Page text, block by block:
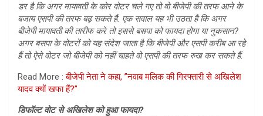
डर है कि अगर मायावती के कोर वोटर चले गए तो वो बीजेपी की तरफ आने के
बजाय एसपी की तरफ बढ़ सकते हैं. एक सवाल यह भी उठता है कि अगर
बीजेपी मायावती की तारीफ करे तो इससे बसपा को फायदा होगा या नुकसान?
अगर बसपा के वोटरों को यह संदेश जाता है कि बीजेपी और एसपी करीब आ रहे
हैं तो ऐसे वोटर जो बीजेपी को नहीं चाहते वो एसपी की तरफ रुख कर सकते हैं.
Read More :बीजेपी नेता ने कहा, ”नवाब मलिक की गिरफ्तारी से अखिलेश
यादव क्यों खफा हैं?”
डिफॉल्ट वोट से अखिलेश को हुआ फायदा?